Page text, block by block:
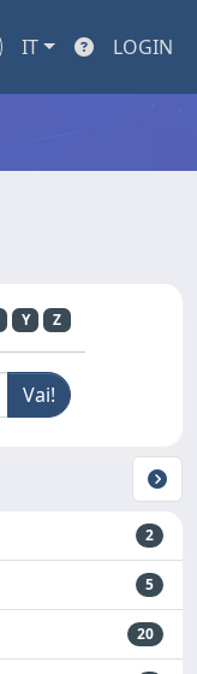
IT LOGIN
Y Z
2
5
20